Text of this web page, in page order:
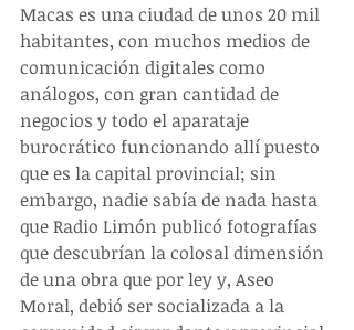
Macas es una ciudad de unos 20 mil
habitantes, con muchos medios de
comunicación digitales como
análogos, con gran cantidad de
negocios y todo el aparataje
burocrático funcionando allí puesto
que es la capital provincial; sin
embargo, nadie sabía de nada hasta
que Radio Limón publicó fotografías
que descubrían la colosal dimensión
de una obra que por ley y, Aseo
Moral, debió ser socializada a la